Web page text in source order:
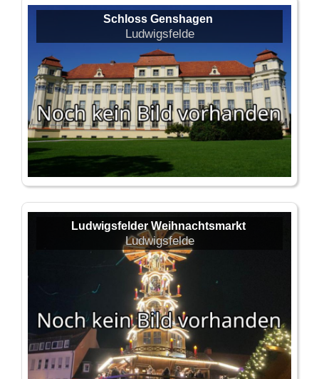
Schloss Genshagen
Ludwigsfelde
Ludwigsfelder Weihnachtsmarkt
Ludwigsfelde